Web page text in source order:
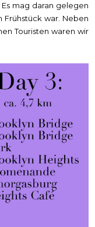
mag daran gelegen
Frühstück war. Neben
Touristen waren wir